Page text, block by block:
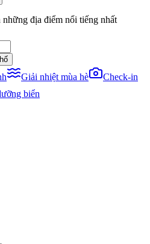
địa điểm nổi tiếng nhất
Giải nhiệt mùa hè
Check-in
biển